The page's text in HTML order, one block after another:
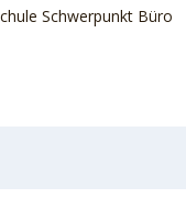
Schwerpunkt Büro